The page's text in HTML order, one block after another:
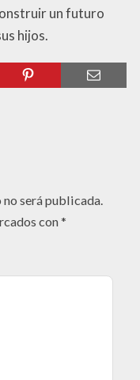
un futuro
hijos.
será publicada.
con*